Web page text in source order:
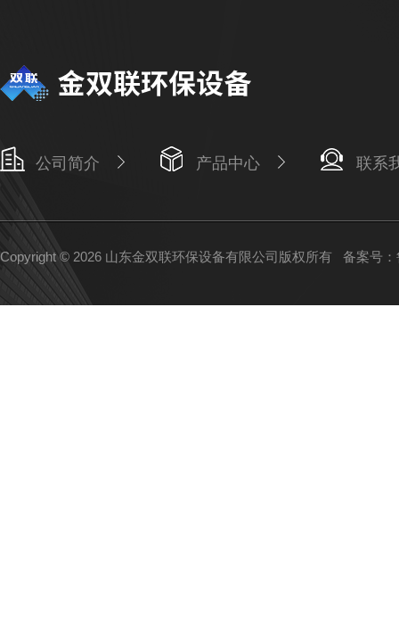
公司简介 产品中心 联系
Copyright © 2026 山东金双联环保设备有限公司版权所有 备案号